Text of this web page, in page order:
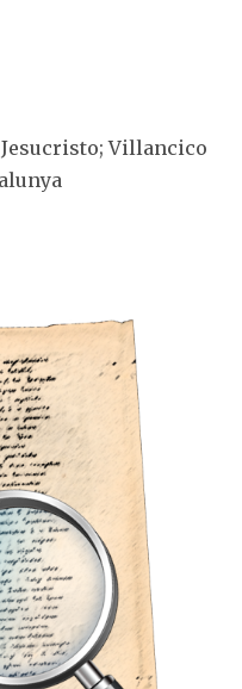
Villancico